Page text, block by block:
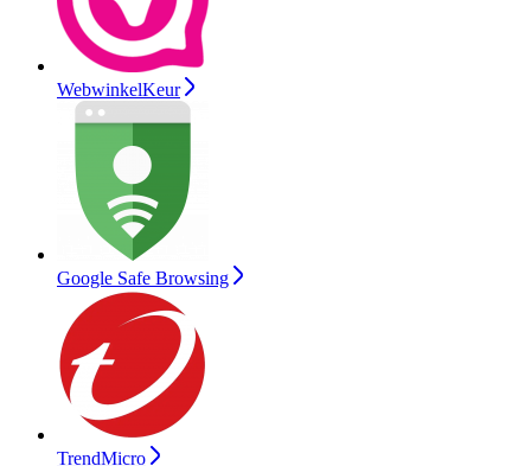
WebwinkelKeur
Google Safe Browsing
TrendMicro